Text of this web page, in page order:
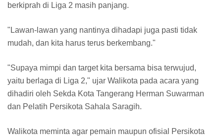
berkiprah di Liga 2 masih panjang.
"Lawan-lawan yang nantinya dihadapi juga pasti tidak
mudah, dan kita harus terus berkembang."
"Supaya mimpi dan target kita bersama bisa terwujud,
yaitu berlaga di Liga 2," ujar Walikota pada acara yang
dihadiri oleh Sekda Kota Tangerang Herman Suwarman
dan Pelatih Persikota Sahala Saragih.
Walikota meminta agar pemain maupun ofisial Persikota